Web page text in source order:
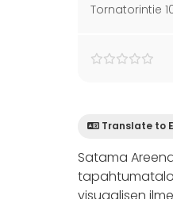
Tornatorintie
Translate to
Satama